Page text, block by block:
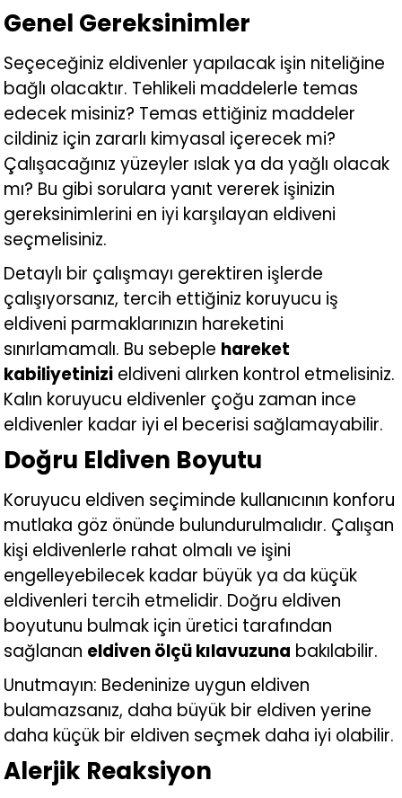
Genel Gereksinimler
Seçeceğiniz eldivenler yapılacak işin niteliğine
bağlı olacaktır. Tehlikeli maddelerle temas
edecek misiniz? Temas ettiğiniz maddeler
cildiniz için zararlı kimyasal içerecek mi?
Çalışacağınız yüzeyler ıslak ya da yağlı olacak
mı? Bu gibi sorulara yanıt vererek işinizin
gereksinimlerini en iyi karşılayan eldiveni
seçmelisiniz.
Detaylı bir çalışmayı gerektiren işlerde
çalışıyorsanız, tercih ettiğiniz koruyucu iş
eldiveni parmaklarınızın hareketini
sınırlamamalı. Bu sebeple hareket
kabiliyetinizi eldiveni alırken kontrol etmelisiniz.
Kalın koruyucu eldivenler çoğu zaman ince
eldivenler kadar iyi el becerisi sağlamayabilir.
Doğru Eldiven Boyutu
Koruyucu eldiven seçiminde kullanıcının konforu
mutlaka göz önünde bulundurulmalıdır. Çalışan
kişi eldivenlerle rahat olmalı ve işini
engelleyebilecek kadar büyük ya da küçük
eldivenleri tercih etmelidir. Doğru eldiven
boyutunu bulmak için üretici tarafından
sağlanan eldiven ölçü kılavuzuna bakılabilir.
Unutmayın: Bedeninize uygun eldiven
bulamazsanız, daha büyük bir eldiven yerine
daha küçük bir eldiven seçmek daha iyi olabilir.
Alerjik Reaksiyon